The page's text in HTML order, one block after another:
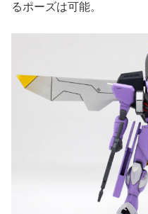
るポーズは可能。